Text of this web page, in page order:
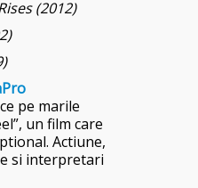
(2012)
pe marile
un film care
Actiune,
si interpretari